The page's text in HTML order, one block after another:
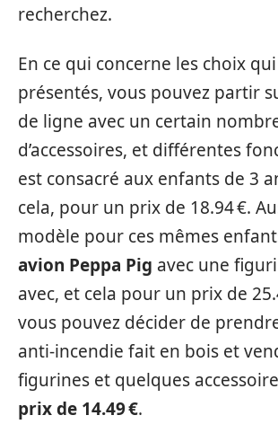
recherchez.
En ce qui concerne les choix
présentés, vous pouvez partir
de ligne avec un certain
d’accessoires, et différentes
est consacré aux enfants de 3
cela, pour un prix de 18.94 €.
modèle pour ces mêmes
avion Peppa Pig avec une
avec, et cela pour un prix de
vous pouvez décider de
anti-incendie fait en bois et
figurines et quelques
prix de 14.49 €.